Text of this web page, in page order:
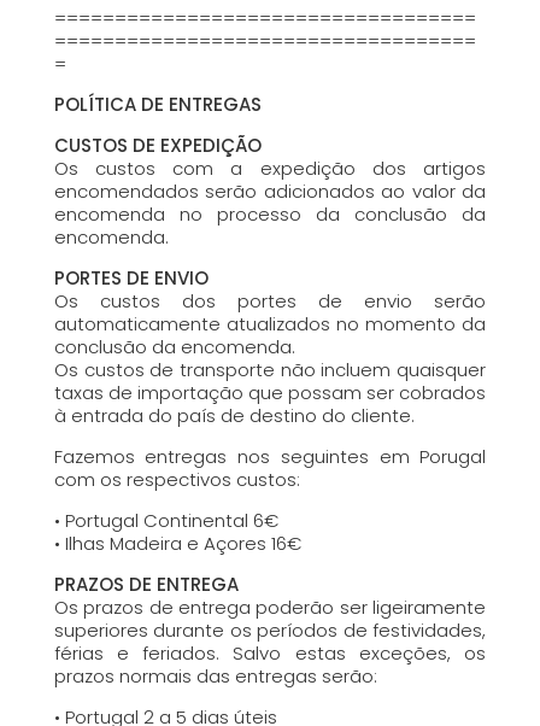
===================================
===================================
=
POLÍTICA DE ENTREGAS
CUSTOS DE EXPEDIÇÃO
Os custos com a expedição dos artigos
encomendados serão adicionados ao valor da
encomenda no processo da conclusão da
encomenda.
PORTES DE ENVIO
Os custos dos portes de envio serão
automaticamente atualizados no momento da
conclusão da encomenda.
Os custos de transporte não incluem quaisquer
taxas de importação que possam ser cobrados
à entrada do país de destino do cliente.
Fazemos entregas nos seguintes em Porugal
com os respectivos custos:
• Portugal Continental 6€
• Ilhas Madeira e Açores 16€
PRAZOS DE ENTREGA
Os prazos de entrega poderão ser ligeiramente
superiores durante os períodos de festividades,
férias e feriados. Salvo estas exceções, os
prazos normais das entregas serão:
• Portugal 2 a 5 dias úteis